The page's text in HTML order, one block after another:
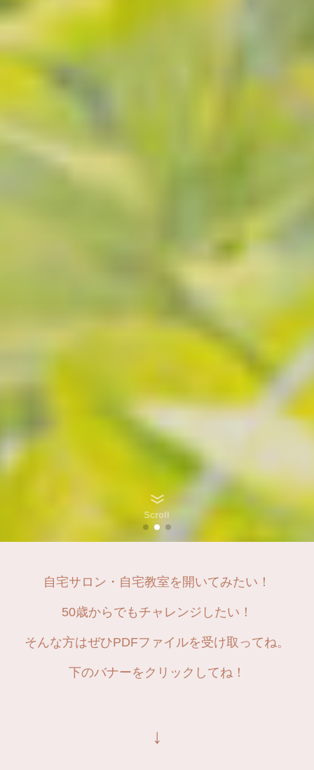
Scroll
自宅サロン・自宅教室を開いてみたい！
50歳からでもチャレンジしたい！
そんな方はぜひPDFファイルを受け取ってね。
下のバナーをクリックしてね！
↓